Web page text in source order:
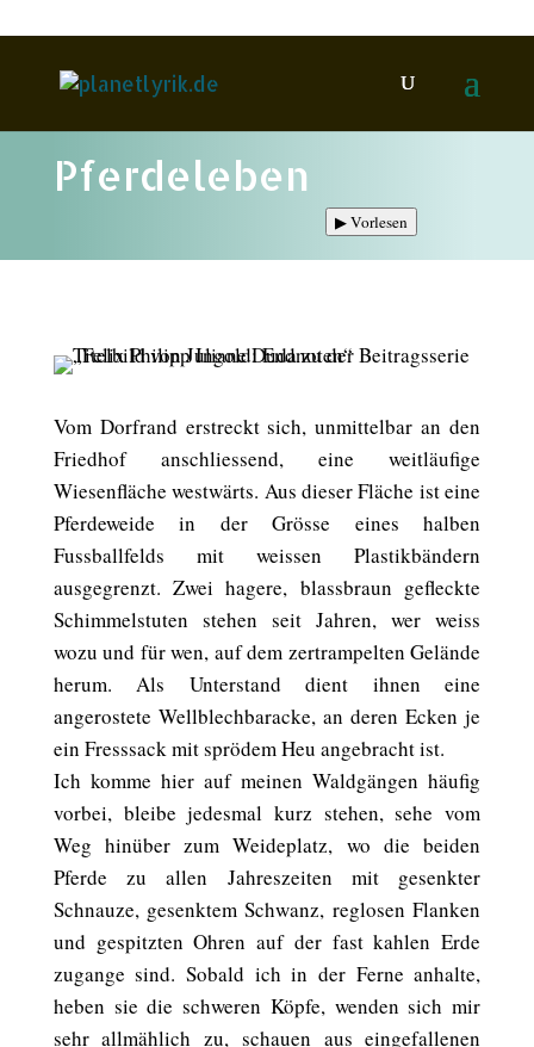
Pferdeleben
▶Vorlesen
Vom Dorfrand erstreckt sich, unmittelbar an den
Friedhof anschliessend, eine weitläufige
Wiesenfläche westwärts. Aus dieser Fläche ist eine
Pferdeweide in der Grösse eines halben
Fussballfelds mit weissen Plastikbändern
ausgegrenzt. Zwei hagere, blassbraun gefleckte
Schimmelstuten stehen seit Jahren, wer weiss
wozu und für wen, auf dem zertrampelten Gelände
herum. Als Unterstand dient ihnen eine
angerostete Wellblechbaracke, an deren Ecken je
ein Fresssack mit sprödem Heu angebracht ist.
Ich komme hier auf meinen Waldgängen häufig
vorbei, bleibe jedesmal kurz stehen, sehe vom
Weg hinüber zum Weideplatz, wo die beiden
Pferde zu allen Jahreszeiten mit gesenkter
Schnauze, gesenktem Schwanz, reglosen Flanken
und gespitzten Ohren auf der fast kahlen Erde
zugange sind. Sobald ich in der Ferne anhalte,
heben sie die schweren Köpfe, wenden sich mir
sehr allmählich zu, schauen aus eingefallenen